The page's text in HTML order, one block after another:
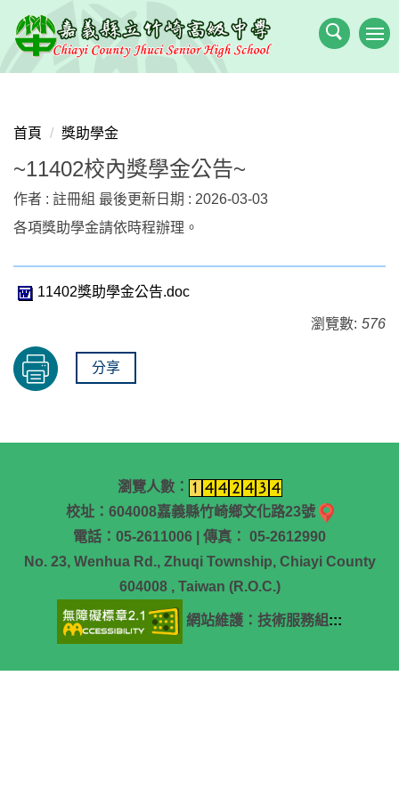
到
主
要
區
首頁 獎助學金
~11402校內獎學金公告~
作者 : 註冊組 最後更新日期 : 2026-03-03
各項獎助學金請依時程辦理。
11402獎助學金公告.doc
瀏覽數: 576
分享
瀏覽人數：
校址：604008嘉義縣竹崎鄉文化路23號
電話：05-2611006 | 傳真： 05-2612990
No. 23, Wenhua Rd., Zhuqi Township, Chiayi County
604008 , Taiwan (R.O.C.)
網站維護：技術服務組 :::